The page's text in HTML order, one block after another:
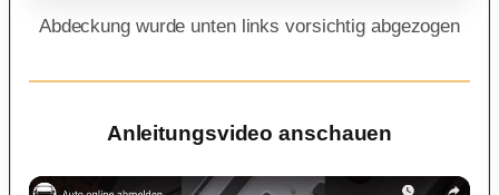
Abdeckung wurde unten links vorsichtig abgezogen
Anleitungsvideo anschauen